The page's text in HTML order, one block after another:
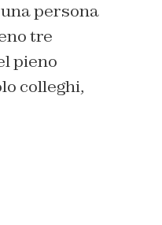
persona
tre
pieno
colleghi,